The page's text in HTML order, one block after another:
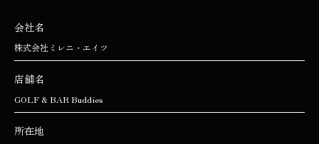
会社名
株式会社ミレニ・エイツ
店舗名
GOLF & BAR Buddies
所在地